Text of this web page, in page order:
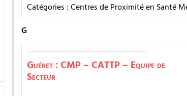
Catégories :Centres de Proximité en Santé
G
Guéret : CMP – CATTP – Equipe de
Secteur